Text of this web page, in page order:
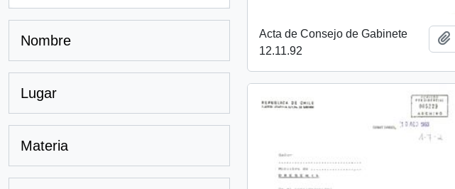
Nombre
Lugar
Materia
Acta de Consejo de Gabinete
12.11.92